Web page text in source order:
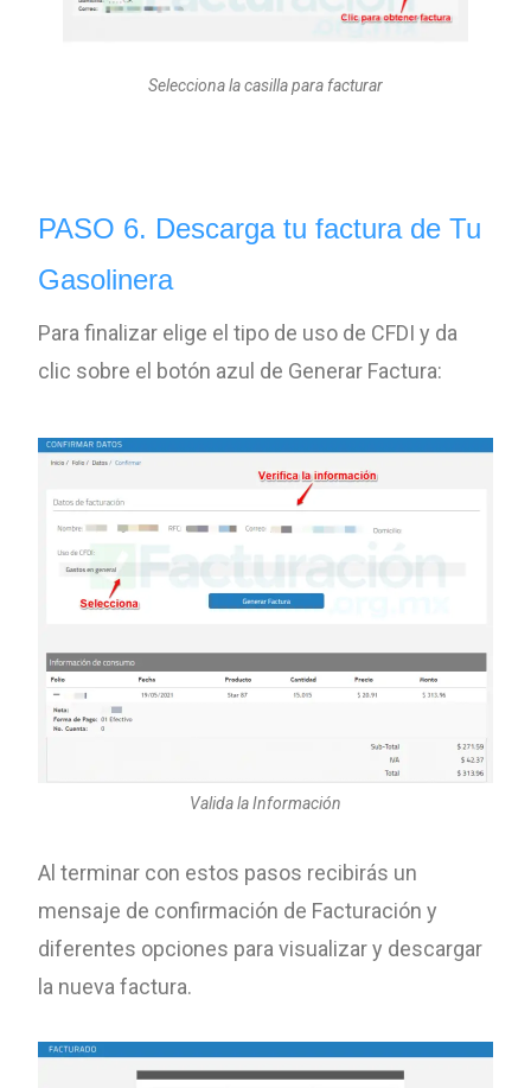
Selecciona la casilla para facturar
PASO 6. Descarga tu factura de Tu
Gasolinera
Para finalizar elige el tipo de uso de CFDI y da
clic sobre el botón azul de Generar Factura:
Valida la Información
Al terminar con estos pasos recibirás un
mensaje de confirmación de Facturación y
diferentes opciones para visualizar y descargar
la nueva factura.